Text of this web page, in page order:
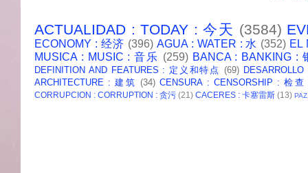
ACTUALIDAD : TODAY : 今天 (3584)
ECONOMY : 经济 (396) AGUA : WATER : 水 (352) EL
MUSICA : MUSIC : 音乐 (259) BANCA : BANKING :
DEFINITION AND FEATURES : 定义和特点 (69)
ARCHITECTURE : 建筑 (34) CENSURA : CENSORSHIP : 检查
CORRUPCION : CORRUPTION : 贪污 (21) CACERES : 卡塞雷斯 (13)